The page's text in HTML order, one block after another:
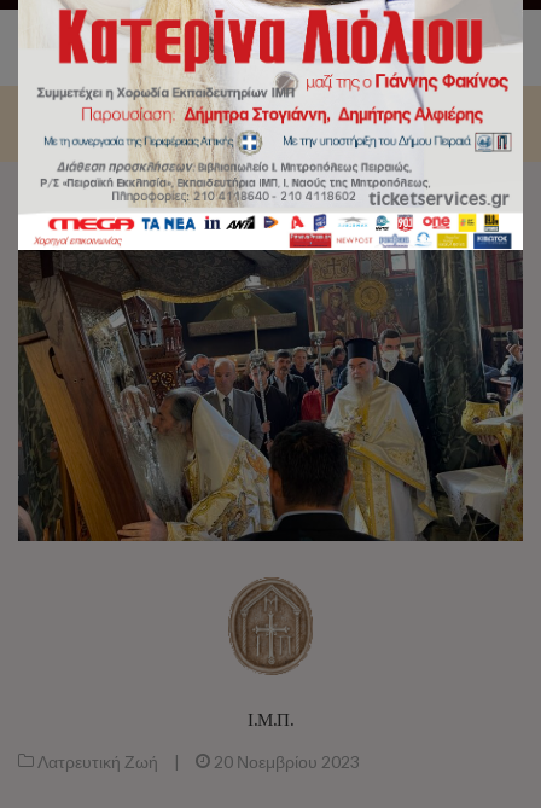
Αρχική / Λατρευτική Ζωή /
Μητροπολίτης Πειραιώς: «Δεν
μπορεί ο θησαυρός να είναι η ύλη και το χώμα».
Ι.Μ.Π.
Λατρευτική Ζωή | 20 Νοεμβρίου 2023